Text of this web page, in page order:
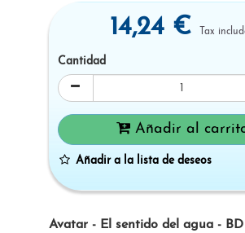
Avatar - El sentido del agua - BD
14,24 € Tax
Cantidad
Añadir al
Añadir a la lista de deseos